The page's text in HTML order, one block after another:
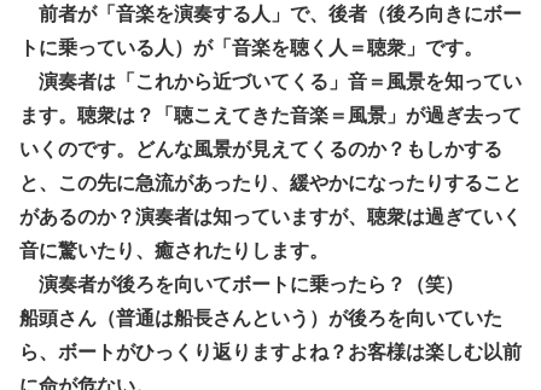
前者が「音楽を演奏する人」で、後者（後ろ向きにボー
トに乗っている人）が「音楽を聴く人＝聴衆」です。
演奏者は「これから近づいてくる」音＝風景を知ってい
ます。聴衆は？「聴こえてきた音楽＝風景」が過ぎ去って
いくのです。どんな風景が見えてくるのか？もしかする
と、この先に急流があったり、緩やかになったりすること
があるのか？演奏者は知っていますが、聴衆は過ぎていく
音に驚いたり、癒されたりします。
演奏者が後ろを向いてボートに乗ったら？（笑）
船頭さん（普通は船長さんという）が後ろを向いていた
ら、ボートがひっくり返りますよね？お客様は楽しむ以前